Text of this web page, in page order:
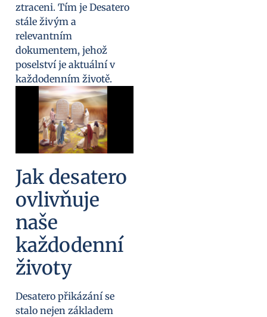
ztraceni. Tím je Desatero
stále živým a
relevantním
dokumentem, jehož
poselství je aktuální v
každodenním životě.
Jak desatero
ovlivňuje
naše
každodenní
životy
Desatero přikázání se
stalo nejen základem